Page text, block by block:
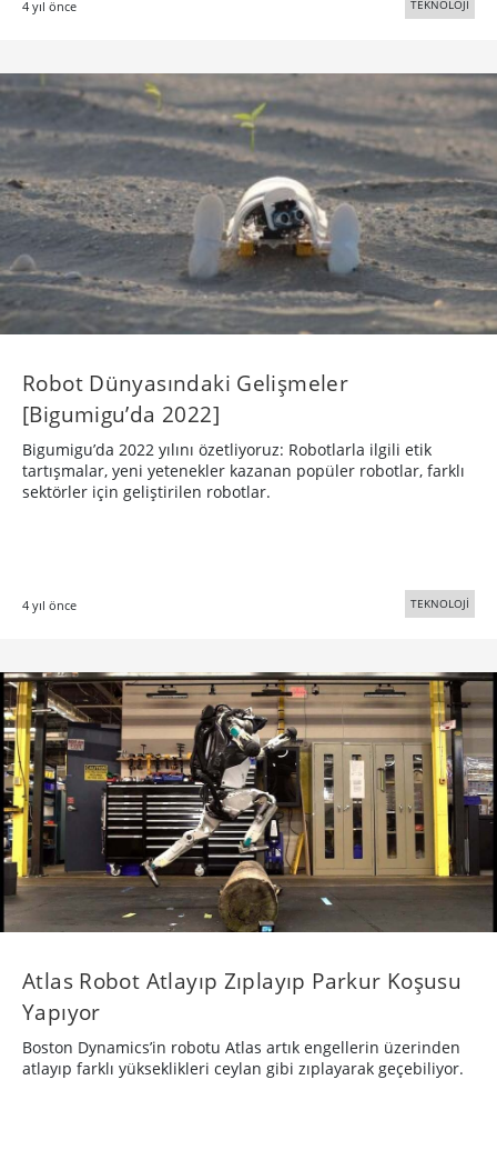
4 yıl önce TEKNOLOJİ
Robot Dünyasındaki Gelişmeler
[Bigumigu’da 2022]
Bigumigu’da 2022 yılını özetliyoruz: Robotlarla ilgili etik
tartışmalar, yeni yetenekler kazanan popüler robotlar, farklı
sektörler için geliştirilen robotlar.
4 yıl önce TEKNOLOJİ
Atlas Robot Atlayıp Zıplayıp Parkur Koşusu
Yapıyor
Boston Dynamics’in robotu Atlas artık engellerin üzerinden
atlayıp farklı yükseklikleri ceylan gibi zıplayarak geçebiliyor.